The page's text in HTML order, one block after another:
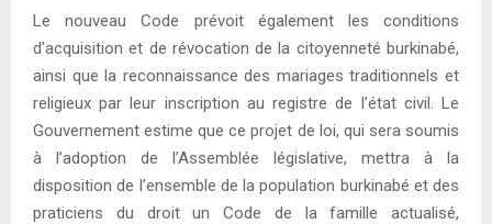
Le nouveau Code prévoit également les conditions
d’acquisition et de révocation de la citoyenneté burkinabé,
ainsi que la reconnaissance des mariages traditionnels et
religieux par leur inscription au registre de l’état civil. Le
Gouvernement estime que ce projet de loi, qui sera soumis
à l’adoption de l’Assemblée législative, mettra à la
disposition de l’ensemble de la population burkinabé et des
praticiens du droit un Code de la famille actualisé,